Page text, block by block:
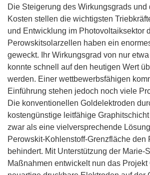
Die Steigerung des Wirkungsgrads und
Kosten stellen die wichtigsten
und Entwicklung im Photovoltaiksektor
Perowskitsolarzellen haben ein
geweckt. Ihr Wirkungsgrad von nur
konnte schnell auf den heutigen Wert
werden. Einer wettbewerbsfähigen
Einführung stehen jedoch noch viele
Die konventionellen Goldelektroden
kostengünstige leitfähige
zwar als eine vielversprechende
Perowskit-Kohlenstoff-Grenzfläche den
behindert. Mit Unterstützung der Marie-
Maßnahmen entwickelt nun das